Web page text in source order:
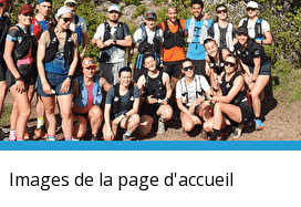
Ecole d'athlé 7-15 ans
Piste / Stade
Trail & Running
Records du club
?>
Images de la page d'accueil